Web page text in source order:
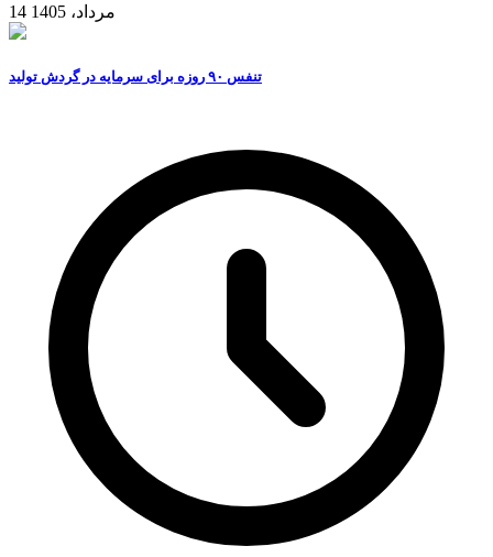
14 مرداد، 1405
تنفس ۹۰ روزه برای سرمایه در گردش تولید